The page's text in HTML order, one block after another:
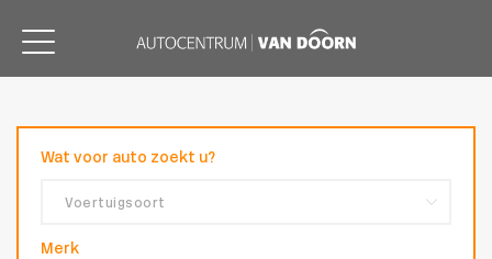
Wat voor auto zoekt u?
Merk